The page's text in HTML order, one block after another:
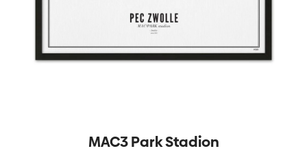
MAC3 Park Stadion